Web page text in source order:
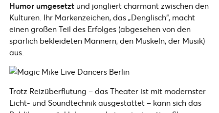
Humor umgesetzt und jongliert charmant zwischen den
Kulturen. Ihr Markenzeichen, das „Denglisch“, macht
einen großen Teil des Erfolges (abgesehen von den
spärlich bekleideten Männern, den Muskeln, der Musik)
aus.
Trotz Reizüberflutung – das Theater ist mit modernster
Licht- und Soundtechnik ausgestattet – kann sich das